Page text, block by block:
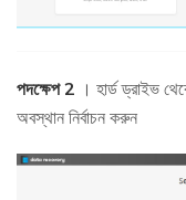
পদক্ষেপ 2 । হার্ড ড্রাইভ
অবস্থান নির্বাচন করুন